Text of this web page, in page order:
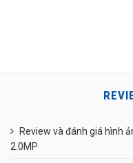
Review và đánh giá hình
2.0MP